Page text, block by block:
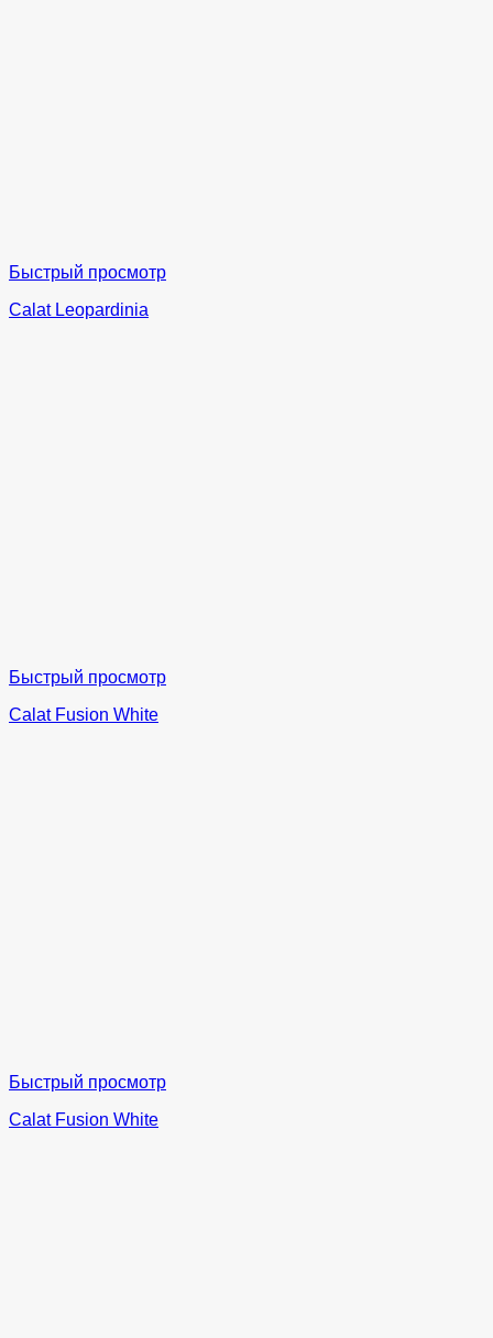
Быстрый просмотр
Calat Leopardinia
Быстрый просмотр
Calat Fusion White
Быстрый просмотр
Calat Fusion White